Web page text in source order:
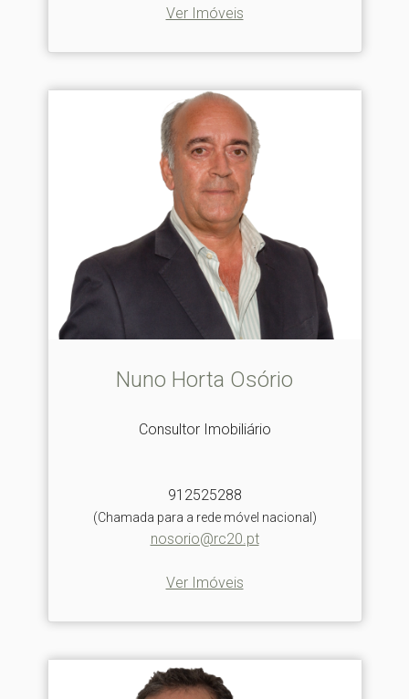
Ver Imóveis
Nuno Horta Osório
Consultor Imobiliário
912525288
(Chamada para a rede móvel nacional)
nosorio@rc20.pt
Ver Imóveis